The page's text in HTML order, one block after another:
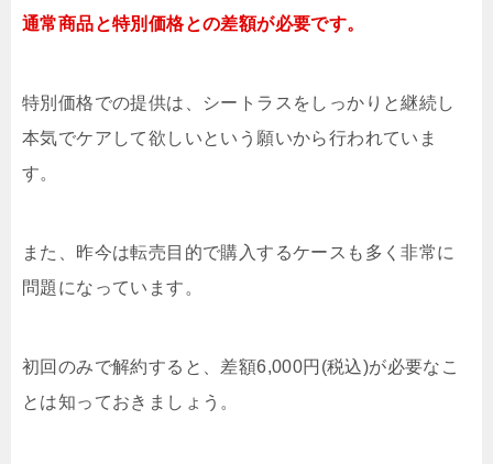
通常商品と特別価格との差額が必要です。
特別価格での提供は、シートラスをしっかりと継続し
本気でケアして欲しいという願いから行われていま
す。
また、昨今は転売目的で購入するケースも多く非常に
問題になっています。
初回のみで解約すると、差額6,000円(税込)が必要なこ
とは知っておきましょう。